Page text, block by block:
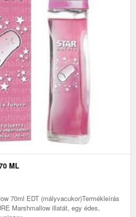
ML
70ml EDT (mályvacukor)Termékleírás
Marshmallow illatát, egy édes,